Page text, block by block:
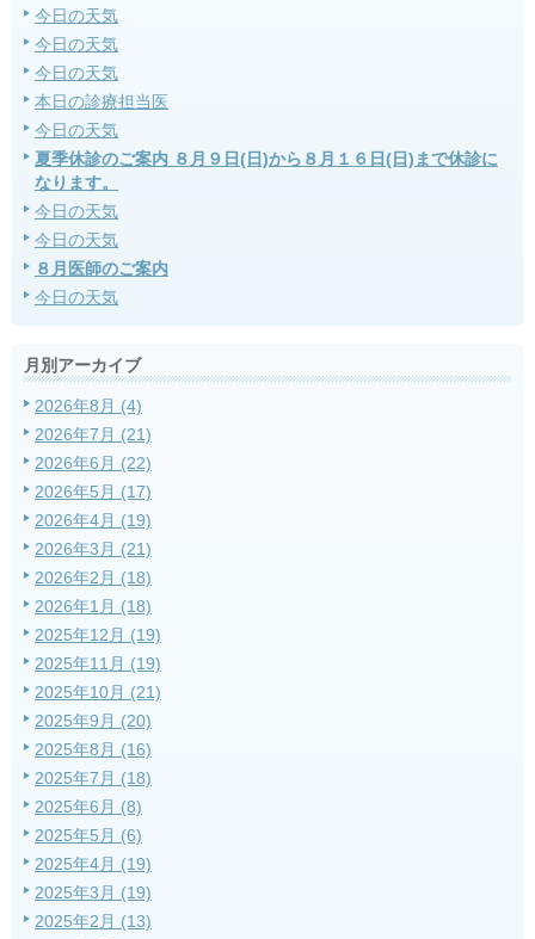
今日の天気
今日の天気
今日の天気
本日の診療担当医
今日の天気
夏季休診のご案内 ８月９日(日)から８月１６日(日)まで休診に
なります。
今日の天気
今日の天気
８月医師のご案内
今日の天気
月別アーカイブ
2026年8月 (4)
2026年7月 (21)
2026年6月 (22)
2026年5月 (17)
2026年4月 (19)
2026年3月 (21)
2026年2月 (18)
2026年1月 (18)
2025年12月 (19)
2025年11月 (19)
2025年10月 (21)
2025年9月 (20)
2025年8月 (16)
2025年7月 (18)
2025年6月 (8)
2025年5月 (6)
2025年4月 (19)
2025年3月 (19)
2025年2月 (13)